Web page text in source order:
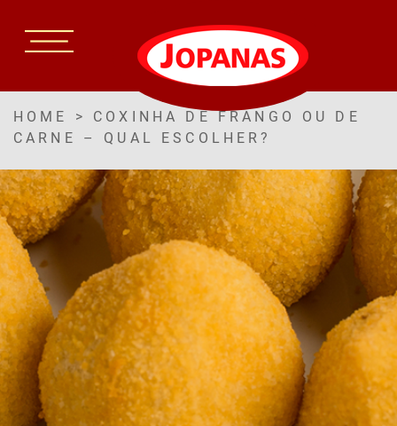
HOME > COXINHA DE FRANGO OU DE
CARNE – QUAL ESCOLHER?